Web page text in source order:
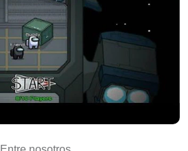
Entre nosotros